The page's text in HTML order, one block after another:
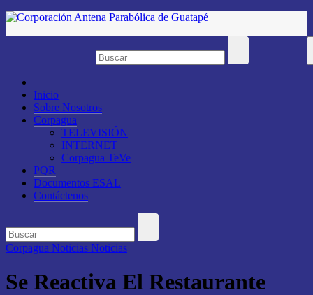
Saltar
Inicio
Sobre Nosotros
Corpagua
TELEVISIÓN
INTERNET
Corpagua TeVe
PQR
Documentos ESAL
Contáctenos
Corpagua Noticias Noticias
Se Reactiva El Restaurante